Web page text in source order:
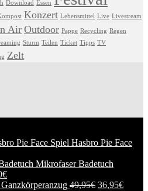
Download Essen
Konzert Lebensmittel Live Livestream
AirOutdoor Pappe Recycling Regen
Sturm Teilen Ticket Tipps TV
Zelt
Hasbro Pie Face
Mikrofaser Badetuch
€
49,95€ 36,95€